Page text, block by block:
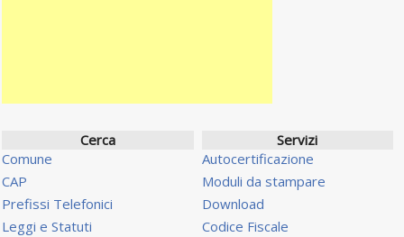
Cerca
Comune
CAP
Prefissi Telefonici
Leggi e Statuti
Servizi
Autocertificazione
Moduli da stampare
Download
Codice Fiscale